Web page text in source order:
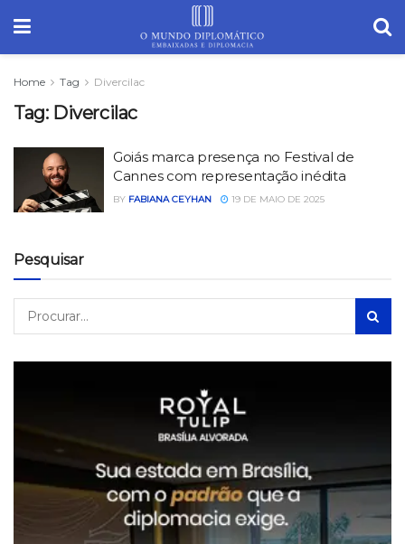
Home Tag Divercilac
Tag: Divercilac
Goiás marca presença no Festival de
Cannes com representação inédita
BY FABIANA CEYHAN 19 DE MAIO DE 2025
Pesquisar